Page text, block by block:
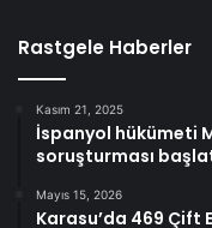
Rastgele Haberler
Kasım 21, 2025
İspanyol hükümeti
soruşturması
Mayıs 15, 2026
Karasu’da 469 Çift